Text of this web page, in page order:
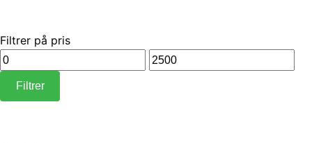
Filtrer på pris
Min.
pris
Makspris
Filtrer